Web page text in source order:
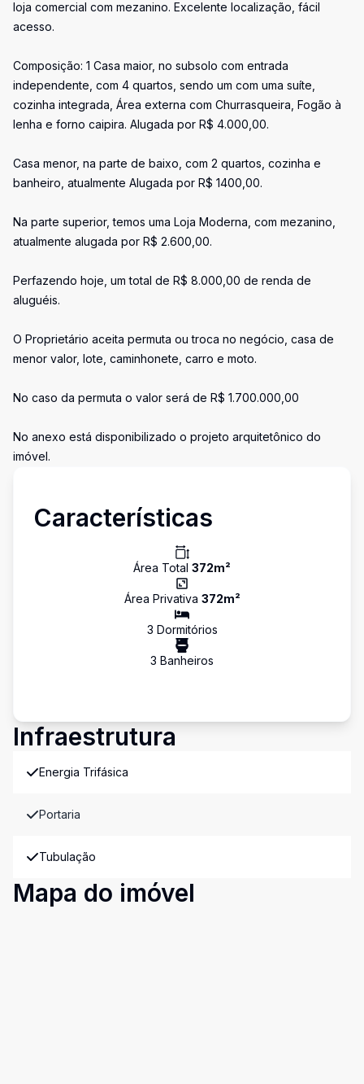
loja comercial com mezanino. Excelente localização, fácil
acesso.
Composição: 1 Casa maior, no subsolo com entrada
independente, com 4 quartos, sendo um com uma suíte,
cozinha integrada, Área externa com Churrasqueira, Fogão à
lenha e forno caipira. Alugada por R$ 4.000,00.
Casa menor, na parte de baixo, com 2 quartos, cozinha e
banheiro, atualmente Alugada por R$ 1400,00.
Na parte superior, temos uma Loja Moderna, com mezanino,
atualmente alugada por R$ 2.600,00.
Perfazendo hoje, um total de R$ 8.000,00 de renda de
aluguéis.
O Proprietário aceita permuta ou troca no negócio, casa de
menor valor, lote, caminhonete, carro e moto.
No caso da permuta o valor será de R$ 1.700.000,00
No anexo está disponibilizado o projeto arquitetônico do
imóvel.
Características
Área Total 372m²
Área Privativa 372m²
3 Dormitórios
3 Banheiros
Infraestrutura
Energia Trifásica
Portaria
Tubulação
Mapa do imóvel